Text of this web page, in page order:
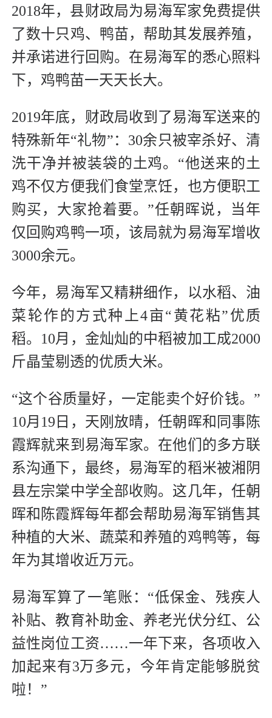
2018年，县财政局为易海军家免费提供
了数十只鸡、鸭苗，帮助其发展养殖，
并承诺进行回购。在易海军的悉心照料
下，鸡鸭苗一天天长大。
2019年底，财政局收到了易海军送来的
特殊新年“礼物”：30余只被宰杀好、清
洗干净并被装袋的土鸡。“他送来的土
鸡不仅方便我们食堂烹饪，也方便职工
购买，大家抢着要。”任朝晖说，当年
仅回购鸡鸭一项，该局就为易海军增收
3000余元。
今年，易海军又精耕细作，以水稻、油
菜轮作的方式种上4亩“黄花粘”优质
稻。10月，金灿灿的中稻被加工成2000
斤晶莹剔透的优质大米。
“这个谷质量好，一定能卖个好价钱。”
10月19日，天刚放晴，任朝晖和同事陈
霞辉就来到易海军家。在他们的多方联
系沟通下，最终，易海军的稻米被湘阴
县左宗棠中学全部收购。这几年，任朝
晖和陈霞辉每年都会帮助易海军销售其
种植的大米、蔬菜和养殖的鸡鸭等，每
年为其增收近万元。
易海军算了一笔账：“低保金、残疾人
补贴、教育补助金、养老光伏分红、公
益性岗位工资……一年下来，各项收入
加起来有3万多元，今年肯定能够脱贫
啦！”